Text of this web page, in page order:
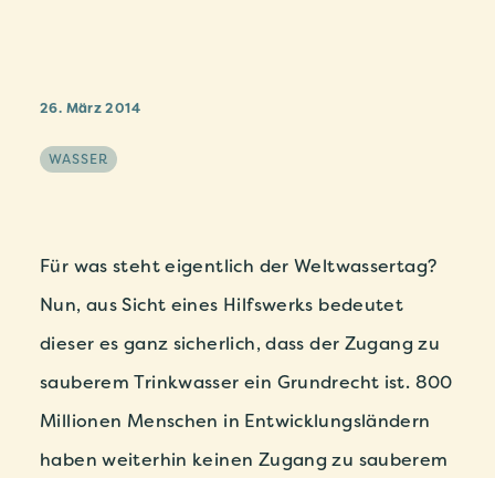
26. März 2014
WASSER
Für was steht eigentlich der Weltwassertag?
Nun, aus Sicht eines Hilfswerks bedeutet
dieser es ganz sicherlich, dass der Zugang zu
sauberem Trinkwasser ein Grundrecht ist. 800
Millionen Menschen in Entwicklungsländern
haben weiterhin keinen Zugang zu sauberem